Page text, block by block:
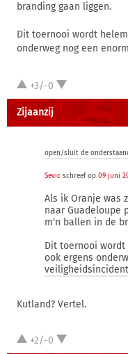
branding gaan liggen.
Dit toernooi wordt
onderweg nog een
+3/-0
Zijaanzij
open/sluit de
Sevic schreef op 09 juni
Als ik Oranje was
naar Guadeloupe
m'n ballen in de
Dit toernooi
ook ergens
Kutland? Vertel.
+2/-0